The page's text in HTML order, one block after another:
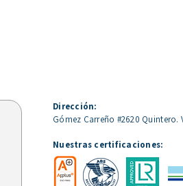
Dirección:
Gómez Carreño #2620 Quintero.
Nuestras certificaciones: